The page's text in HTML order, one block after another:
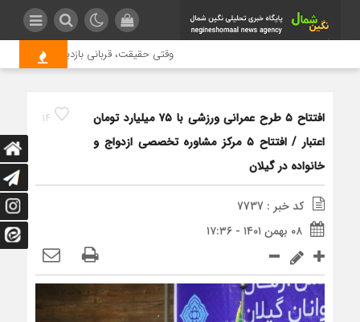
وقتی حقیقت، قربانی بازدید بیشتر می
14
افتتاح ۵ طرح عمرانی ورزشی با ۷۵ میلیارد تومان
اعتبار / افتتاح ۵ مرکز مشاوره تخصصی ازدواج و
خانواده در گیلان
کد خبر : 7737
۰۸ بهمن ۱۴۰۱ - ۱۷:۳۶